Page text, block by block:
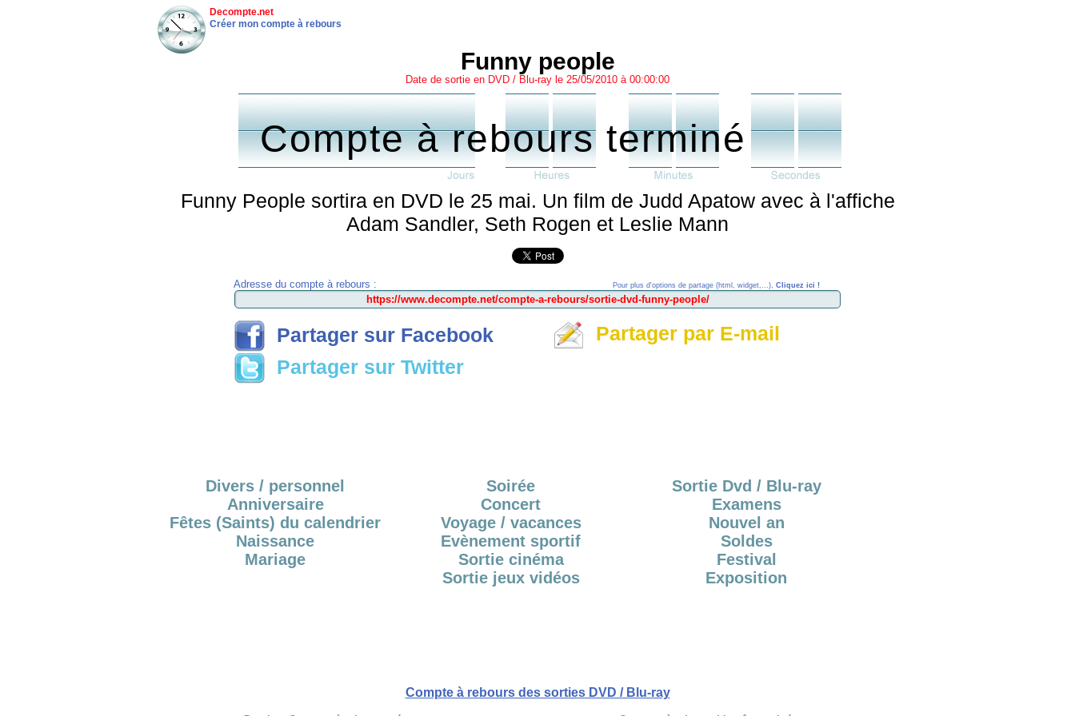
Decompte.net
Créer mon compte à rebours
Funny people
Date de sortie en DVD / Blu-ray le 25/05/2010 à 00:00:00
Compte à rebours terminé
Funny People sortira en DVD le 25 mai. Un film de Judd Apatow avec à l'affiche
Adam Sandler, Seth Rogen et Leslie Mann
Adresse du compte à rebours : Pour plus d'options de partage (html, widget,...), Cliquez ici !
Partager sur Facebook
Partager sur Twitter
Partager par E-mail
Divers / personnel
Anniversaire
Fêtes (Saints) du calendrier
Naissance
Mariage
Soirée
Concert
Voyage / vacances
Evènement sportif
Sortie cinéma
Sortie jeux vidéos
Sortie Dvd / Blu-ray
Examens
Nouvel an
Soldes
Festival
Exposition
Compte à rebours des sorties DVD / Blu-ray